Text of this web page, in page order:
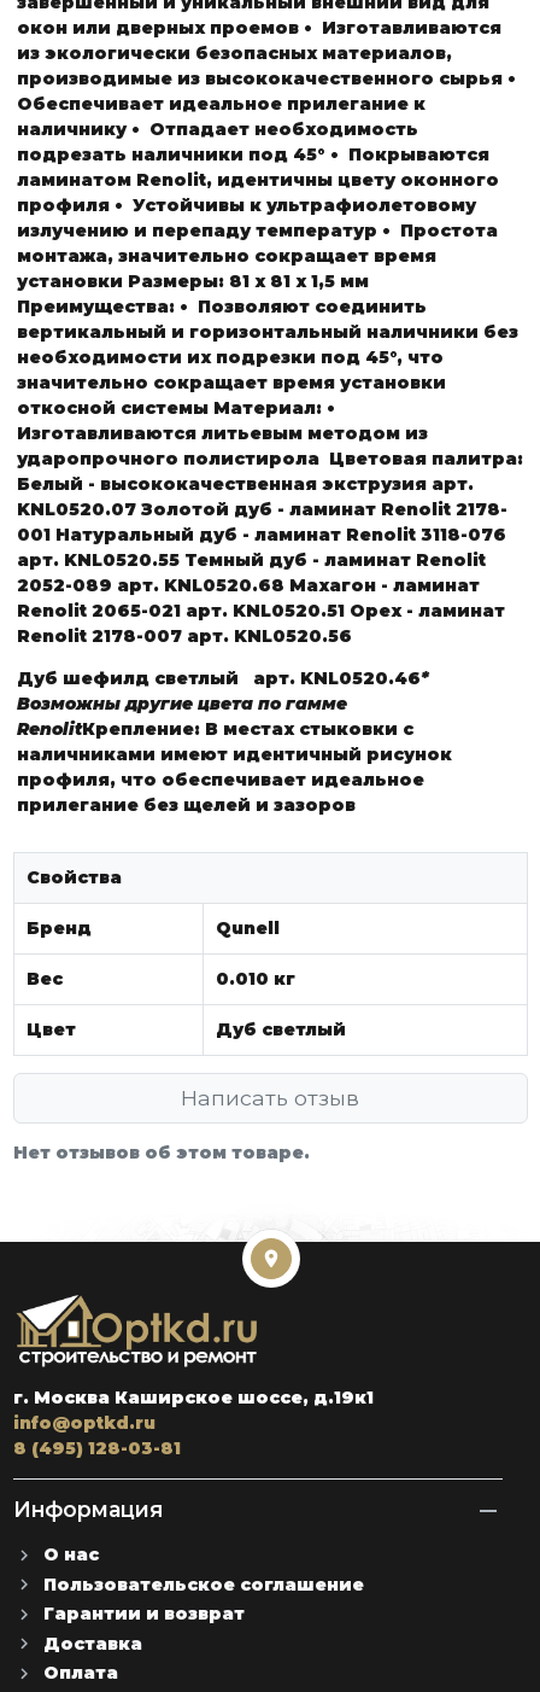
окон или дверных проемов • Изготавливаются
из экологически безопасных материалов,
производимые из высококачественного сырья •
Обеспечивает идеальное прилегание к
наличнику • Отпадает необходимость
подрезать наличники под 45° • Покрываются
ламинатом Renolit, идентичны цвету оконного
профиля • Устойчивы к ультрафиолетовому
излучению и перепаду температур • Простота
монтажа, значительно сокращает время
установки Размеры: 81 х 81 х 1,5 мм
Преимущества: • Позволяют соединить
вертикальный и горизонтальный наличники без
необходимости их подрезки под 45°, что
значительно сокращает время установки
откосной системы Материал: •
Изготавливаются литьевым методом из
ударопрочного полистирола Цветовая палитра:
Белый - высококачественная экструзия арт.
KNL0520.07 Золотой дуб - ламинат Renolit 2178-
001 Натуральный дуб - ламинат Renolit 3118-076
арт. KNL0520.55 Темный дуб - ламинат Renolit
2052-089 арт. KNL0520.68 Махагон - ламинат
Renolit 2065-021 арт. KNL0520.51 Орех - ламинат
Renolit 2178-007 арт. KNL0520.56
Дуб шефилд светлый арт. KNL0520.46*
Возможны другие цвета по гамме
RenolitКрепление: В местах стыковки с
наличниками имеют идентичный рисунок
профиля, что обеспечивает идеальное
прилегание без щелей и зазоров
Свойства
Бренд Qunell
Вес 0.010 кг
Цвет Дуб светлый
Написать отзыв
Нет отзывов об этом товаре.
г. Москва Каширское шоссе, д.19к1
info@optkd.ru
8 (495) 128-03-81
Информация
О нас
Пользовательское соглашение
Гарантии и возврат
Доставка
Оплата